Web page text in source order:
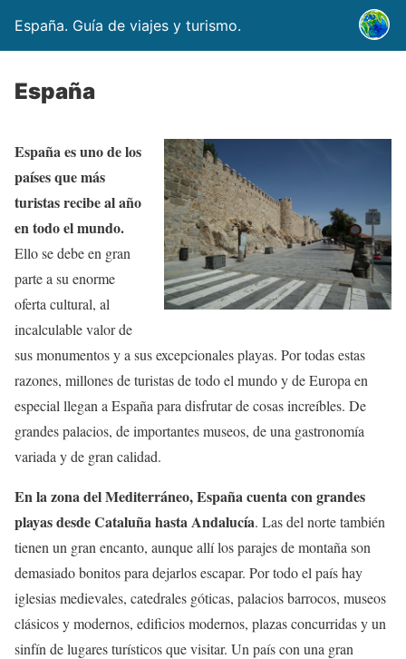
España. Guía de viajes y turismo.
España
España es uno de los
países que más
turistas recibe al año
en todo el mundo.
Ello se debe en gran
parte a su enorme
oferta cultural, al
incalculable valor de
sus monumentos y a sus excepcionales playas. Por todas estas
razones, millones de turistas de todo el mundo y de Europa en
especial llegan a España para disfrutar de cosas increíbles. De
grandes palacios, de importantes museos, de una gastronomía
variada y de gran calidad.
En la zona del Mediterráneo, España cuenta con grandes
playas desde Cataluña hasta Andalucía. Las del norte también
tienen un gran encanto, aunque allí los parajes de montaña son
demasiado bonitos para dejarlos escapar. Por todo el país hay
iglesias medievales, catedrales góticas, palacios barrocos, museos
clásicos y modernos, edificios modernos, plazas concurridas y un
sinfín de lugares turísticos que visitar. Un país con una gran